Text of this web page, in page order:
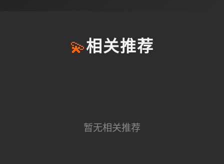
💫相关推荐
暂无相关推荐